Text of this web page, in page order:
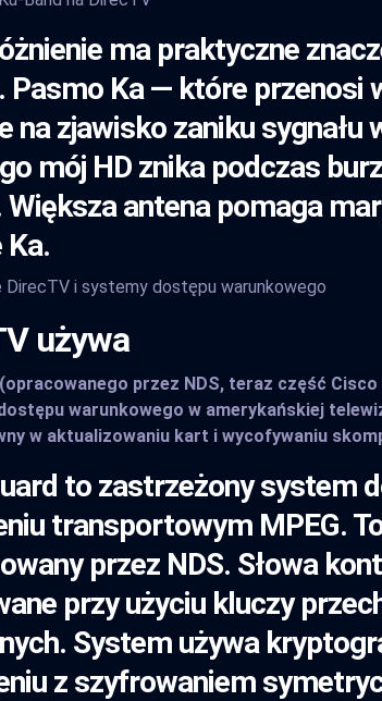
ma praktyczne
Pasmo Ka — które przenosi
na zjawisko zaniku
mój HD znika podczas
Większa antena pomaga
Ka.
DirecTV i systemy dostępu warunkowego
używa
(opracowanego przez NDS, teraz część
warunkowego w amerykańskiej
w aktualizowaniu kart i wycofywaniu
to zastrzeżony system
transportowym MPEG.
przez NDS. Słowa
przy użyciu kluczy
System używa
z szyfrowaniem